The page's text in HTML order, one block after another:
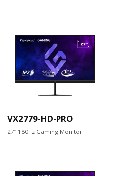
VX2779-HD-PRO
27” 180Hz Gaming Monitor